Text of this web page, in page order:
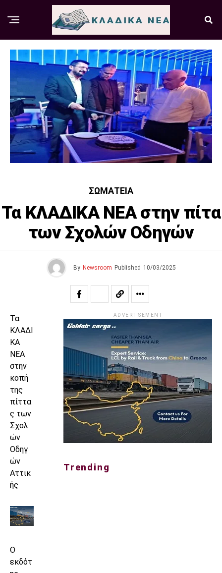
ΣΩΜΑΤΕΊΑ
Τα ΚΛΑΔΙΚΑ ΝΕΑ στην πίτα
των Σχολών Οδηγών
By Newsroom Published 10/03/2025
Τα
ΚΛΑΔΙ
ΚΑ
ΝΕΑ
στην
κοπή
της
πίττα
ς των
Σχολ
ών
Οδηγ
ών
Αττικ
ής
Ο
εκδότ
ADVERTISEMENT
Trending